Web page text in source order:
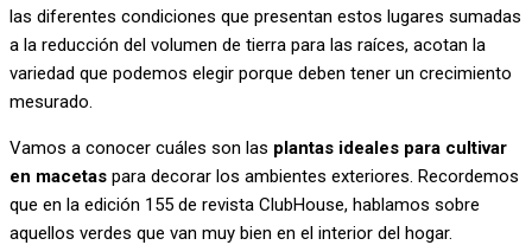
las diferentes condiciones que presentan estos lugares sumadas
a la reducción del volumen de tierra para las raíces, acotan la
variedad que podemos elegir porque deben tener un crecimiento
mesurado.
Vamos a conocer cuáles son las plantas ideales para cultivar
en macetas para decorar los ambientes exteriores. Recordemos
que en la edición 155 de revista ClubHouse, hablamos sobre
aquellos verdes que van muy bien en el interior del hogar.